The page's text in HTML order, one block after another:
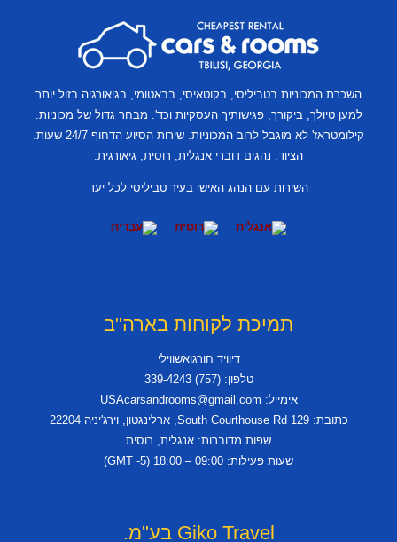
השכרת המכוניות בטביליסי, בקוטאיסי, בבאטומי, בגיאורגיה בזול יותר
למען טיולך, ביקורך, פגישותיך העסקיות וכד'. מבחר גדול של מכוניות.
קילומטראז' לא מוגבל לרוב המכוניות. שירות הסיוע הדחוף 24/7 שעות.
הציוד. נהגים דוברי אנגלית, רוסית, גיאורגית.
השירות עם הנהג האישי בעיר טביליסי לכל יעד
תמיכת לקוחות בארה"ב
דיוויד חורגואשווילי
טלפון: (757) 339-4243
אימייל: USAcarsandrooms@gmail.com
כתובת: 129 South Courthouse Rd, ארלינגטון, וירג'יניה 22204
שפות מדוברות: אנגלית, רוסית
שעות פעילות: 09:00 – 18:00 (GMT -5)
Giko Travel בע"מ.